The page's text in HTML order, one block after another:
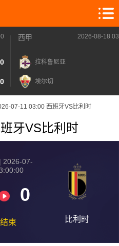
0
0
西甲 2026-08-18
拉科鲁尼亚
埃尔切
07-11 03:00 西班牙VS比利时
牙VS比利时
2026-07-
0
束 比利时